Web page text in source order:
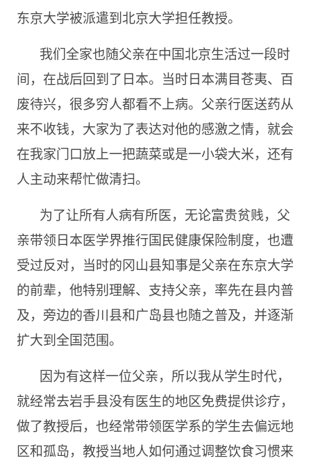
东京大学被派遣到北京大学担任教授。
我们全家也随父亲在中国北京生活过一段时
间，在战后回到了日本。当时日本满目苍夷、百
废待兴，很多穷人都看不上病。父亲行医送药从
来不收钱，大家为了表达对他的感激之情，就会
在我家门口放上一把蔬菜或是一小袋大米，还有
人主动来帮忙做清扫。
为了让所有人病有所医，无论富贵贫贱，父
亲带领日本医学界推行国民健康保险制度，也遭
受过反对，当时的冈山县知事是父亲在东京大学
的前辈，他特别理解、支持父亲，率先在县内普
及，旁边的香川县和广岛县也随之普及，并逐渐
扩大到全国范围。
因为有这样一位父亲，所以我从学生时代，
就经常去岩手县没有医生的地区免费提供诊疗，
做了教授后，也经常带领医学系的学生去偏远地
区和孤岛，教授当地人如何通过调整饮食习惯来